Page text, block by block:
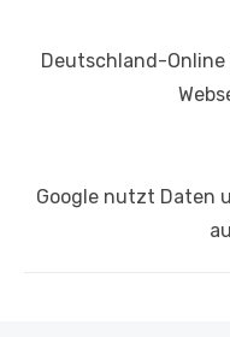
Vorheriger
Deutschland-Online
Nächster
Google nutzt Daten